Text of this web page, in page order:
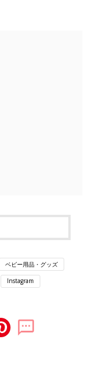
ベビー用品・グッズ
Instagram